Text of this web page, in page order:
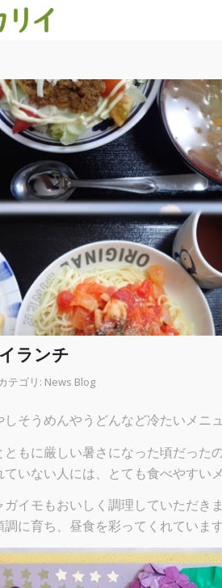
ランチ
カテゴリ: News Blog
しそうめんやうどんなど冷たいメニ
もに厳しい暑さになった頃だった
ていない人には、とても食べやすい
イモもおいしく調理していただき
に育ち、昼食を彩ってくれていま